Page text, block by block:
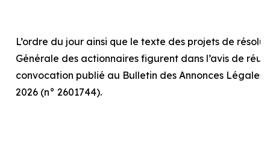
L’ordre du jour ainsi que le texte des projets de
Générale des actionnaires figurent dans l’avis de
convocation publié au Bulletin des Annonces Légales
2026 (n° 2601744).